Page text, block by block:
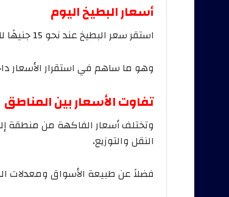
أسعار البطيخ اليوم
استقر سعر البطيخ عند نحو 15 جنيهًا للكيلو، بالتزامن مع زيادة المعروض ودخول موسم الإنتاج الصيفي،
وهو ما ساهم في استقرار الأسعار
تفاوت الأسعار بين المناطق
وتختلف أسعار الفاكهة من منطقة
النقل والتوزيع،
فضلاً عن طبيعة الأسواق ومعدلات